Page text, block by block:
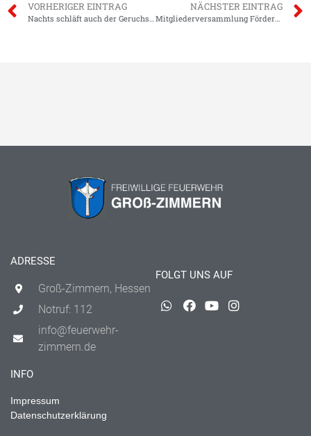
VORHERIGER EINTRAG
Nachts schläft auch der Geruchssinn.
NÄCHSTER EINTRAG
Mitgliederversammlung Förderverein
ADRESSE
Groß-Zimmern, Hessen
Notruf: 112
info@feuerwehr-
zimmern.de
FOLGT UNS AUF
INFO
Impressum
Datenschutzerklärung